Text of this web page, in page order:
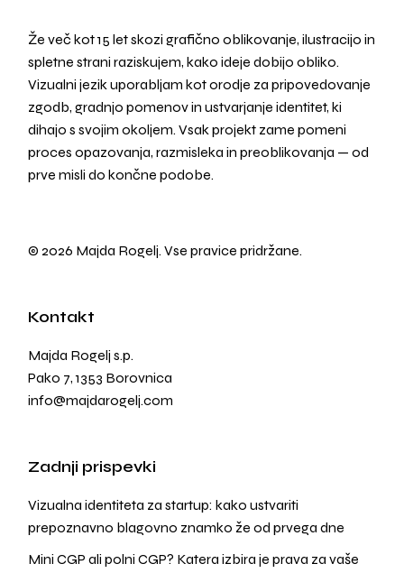
Že več kot 15 let skozi grafično oblikovanje, ilustracijo in
spletne strani raziskujem, kako ideje dobijo obliko.
Vizualni jezik uporabljam kot orodje za pripovedovanje
zgodb, gradnjo pomenov in ustvarjanje identitet, ki
dihajo s svojim okoljem. Vsak projekt zame pomeni
proces opazovanja, razmisleka in preoblikovanja — od
prve misli do končne podobe.
© 2026 Majda Rogelj. Vse pravice pridržane.
Kontakt
Majda Rogelj s.p.
Pako 7, 1353 Borovnica
info@majdarogelj.com
Zadnji prispevki
Vizualna identiteta za startup: kako ustvariti
prepoznavno blagovno znamko že od prvega dne
Mini CGP ali polni CGP? Katera izbira je prava za vaše